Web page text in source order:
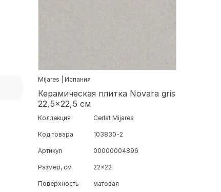
Mijares | Испания
Керамическая плитка Novara gris
22,5x22,5 см
Коллекция Cerlat Mijares
Код товара 103830-2
Артикул 00000004896
Размер, см 22x22
Поверхность матовая